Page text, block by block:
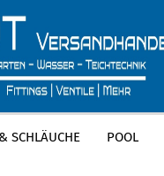
SCHLÄUCHE POOL